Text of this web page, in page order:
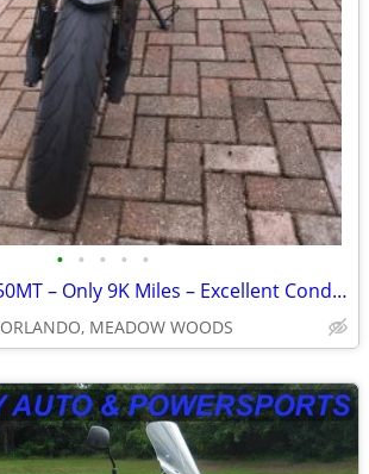
• • • • •
2022 CFMOTO 650MT – Only 9K Miles – Excellent Condition – Clean Title
ORLANDO, MEADOW WOODS